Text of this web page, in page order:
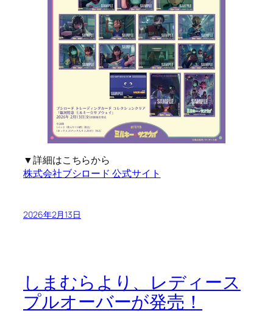
▼詳細はこちらから
株式会社ブシロード 公式サイト
2026年2月13日
しまむらより、レディース
プルオーバーが発売！